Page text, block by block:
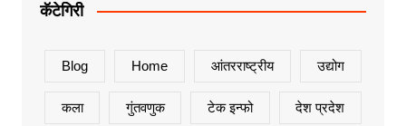
कॅटेगिरी
Blog Home आंतरराष्ट्रीय उद्योग
कला गुंतवणुक टेक इन्फो देश प्रदेश